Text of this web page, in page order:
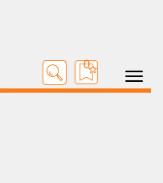
Toggle
0